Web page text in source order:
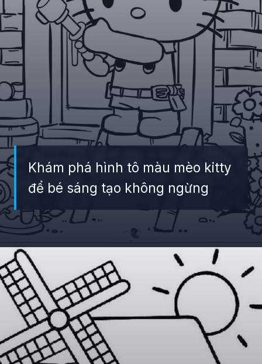
Khám phá hình tô màu mèo kitty
để bé sáng tạo không ngừng
Đang mở https://giaydabonghana.com/hello-kitty